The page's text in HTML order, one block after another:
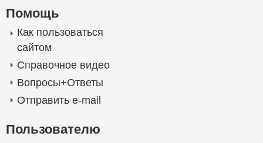
Помощь
Как пользоваться
сайтом
Справочное видео
Вопросы+Ответы
Отправить e-mail
Пользователю